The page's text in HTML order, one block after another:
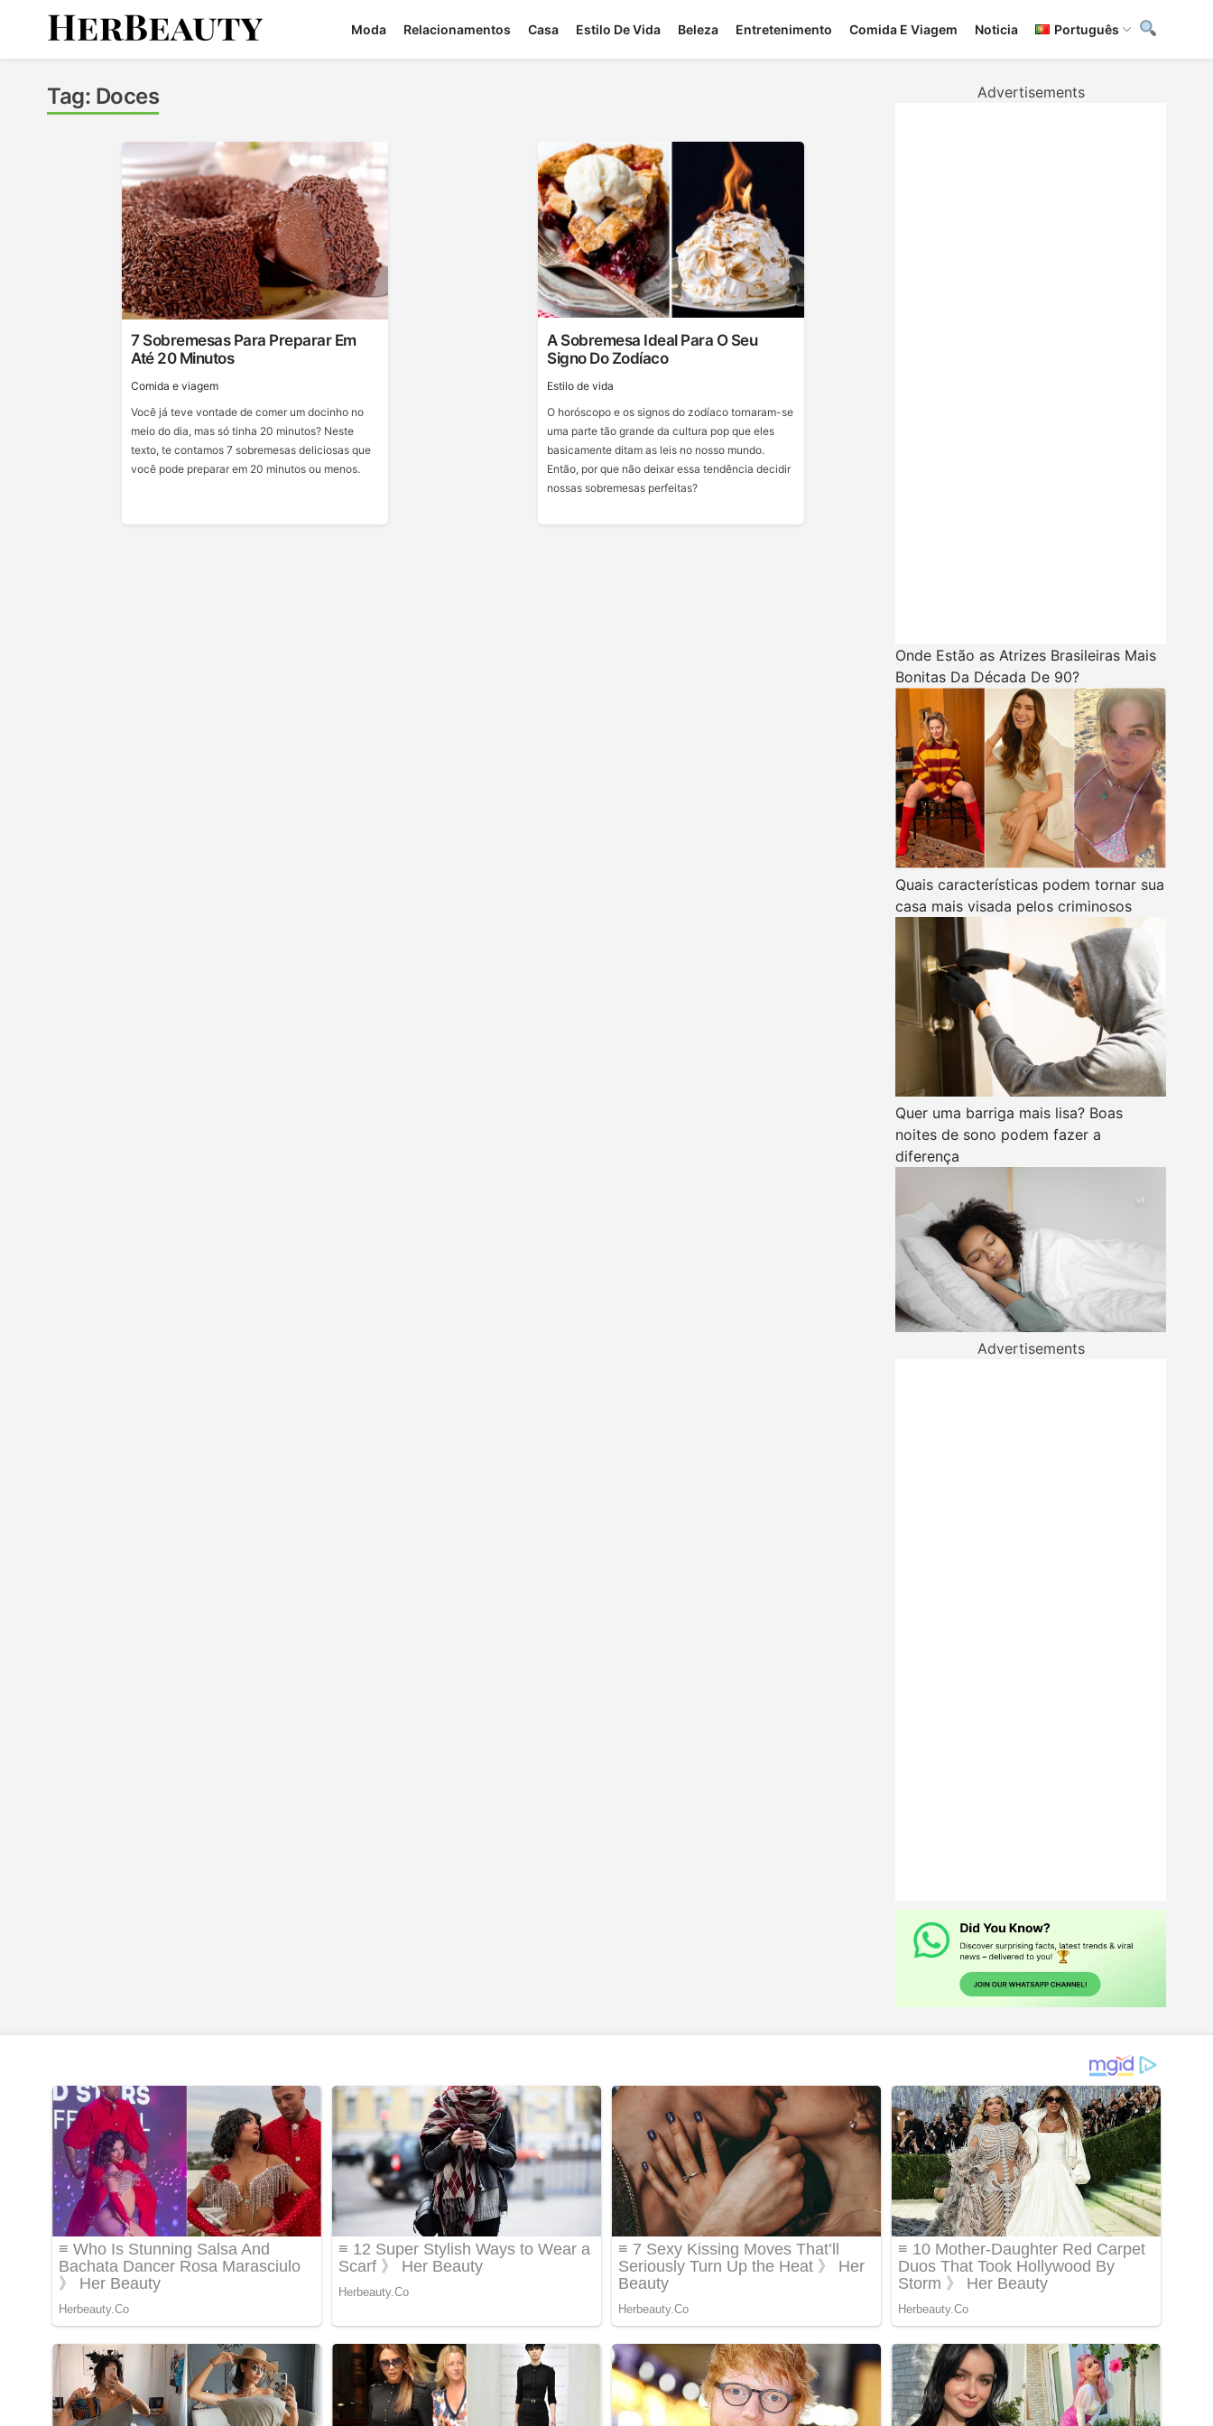
Moda Relacionamentos Casa Estilo De Vida Beleza Entretenimento Сomida E Viagem Noticia Português
Tag: Doces
7 Sobremesas Para Preparar Em
Até 20 Minutos
Сomida e viagem
Você já teve vontade de comer um docinho no
meio do dia, mas só tinha 20 minutos? Neste
texto, te contamos 7 sobremesas deliciosas que
você pode preparar em 20 minutos ou menos.
A Sobremesa Ideal Para O Seu
Signo Do Zodíaco
Estilo de vida
O horóscopo e os signos do zodíaco tornaram-se
uma parte tão grande da cultura pop que eles
basicamente ditam as leis no nosso mundo.
Então, por que não deixar essa tendência decidir
nossas sobremesas perfeitas?
Advertisements
Onde Estão as Atrizes Brasileiras Mais
Bonitas Da Década De 90?
Quais características podem tornar sua
casa mais visada pelos criminosos
Quer uma barriga mais lisa? Boas
noites de sono podem fazer a
diferença
Advertisements